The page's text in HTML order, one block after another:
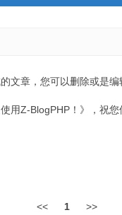
文章，您可以删除或是编
用Z-BlogPHP！》，祝
<< 1 >>